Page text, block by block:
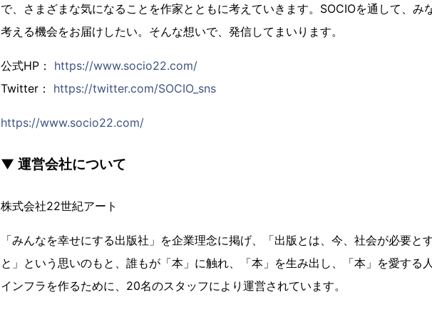
で、さまざまな気になることを作家とともに考えていきます。SOCIOを通して、み
考える機会をお届けしたい。そんな想いで、発信してまいります。
公式HP： https://www.socio22.com/
Twitter： https://twitter.com/SOCIO_sns
https://www.socio22.com/
▼ 運営会社について
株式会社22世紀アート
「みんなを幸せにする出版社」を企業理念に掲げ、「出版とは、今、社会が必要と
と」という思いのもと、誰もが「本」に触れ、「本」を生み出し、「本」を愛する
インフラを作るために、20名のスタッフにより運営されています。